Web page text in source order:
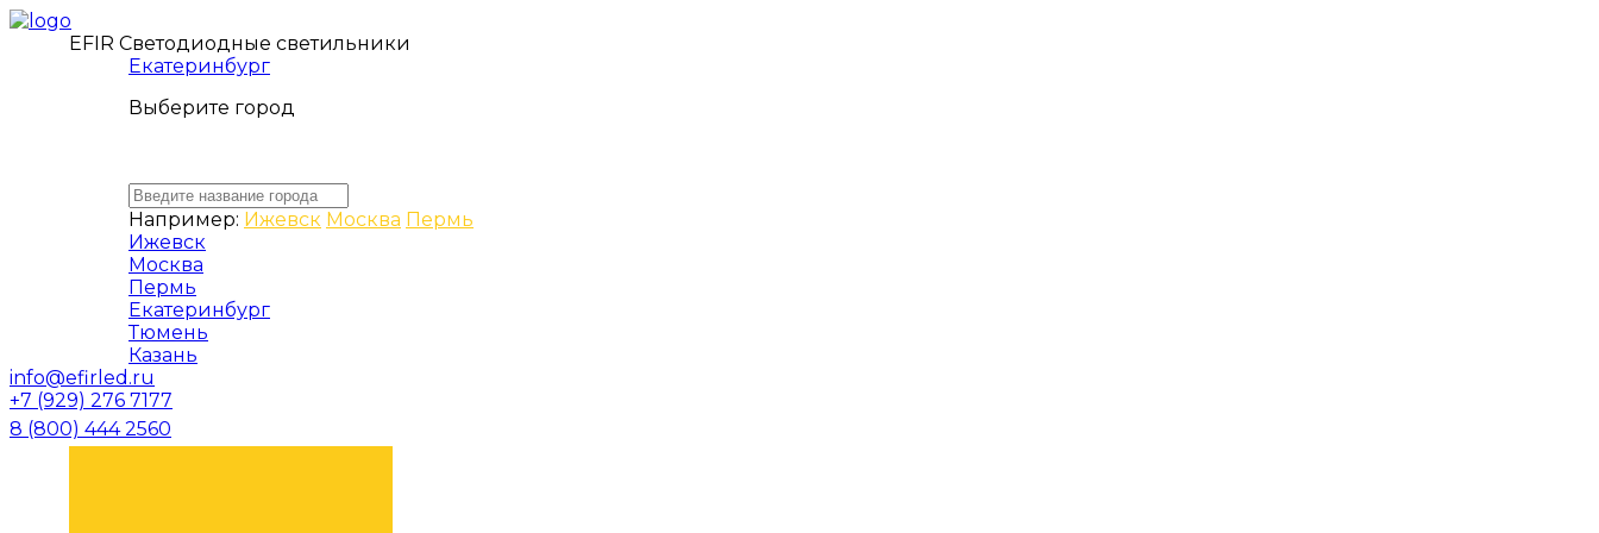
EFIR Светодиодные светильники
Екатеринбург
Выберите город
Например: Ижевск Москва Пермь
Ижевск
Москва
Пермь
Екатеринбург
Тюмень
Казань
info@efirled.ru
+7 (929) 276 7177
8 (800) 444 2560